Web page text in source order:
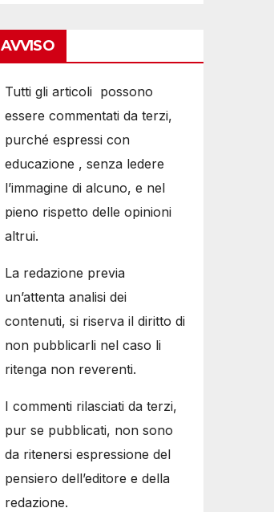
AVVISO
Tutti gli articoli possono
essere commentati da terzi,
purché espressi con
educazione , senza ledere
l’immagine di alcuno, e nel
pieno rispetto delle opinioni
altrui.
La redazione previa
un’attenta analisi dei
contenuti, si riserva il diritto di
non pubblicarli nel caso li
ritenga non reverenti.
I commenti rilasciati da terzi,
pur se pubblicati, non sono
da ritenersi espressione del
pensiero dell’editore e della
redazione.